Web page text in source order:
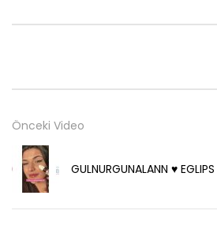
Önceki Video
GULNURGUNALANN ♥️